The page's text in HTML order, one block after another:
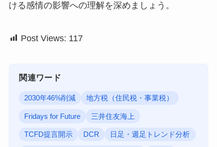
ける感情の影響への理解を深めましょう。
Post Views: 117
関連ワード
2030年46%削減 地方税（住民税・事業税）
Fridays for Future 三井住友海上
TCFD提言開示 DCR 日足・週足トレンド分析